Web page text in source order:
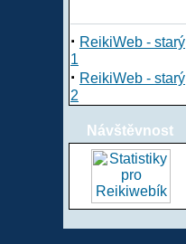
· ReikiWeb - starý
1
· ReikiWeb - starý
2
Návštěvnost